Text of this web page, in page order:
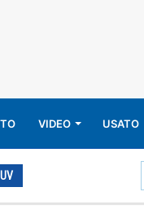
VIDEO USATO